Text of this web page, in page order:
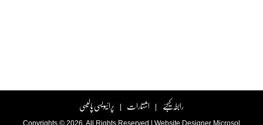
رابطہ کیجئے | اشتہارات | پرائیویسی پالیسی
Copyrights © 2026. All Rights Reserved | Website Designer Microsol